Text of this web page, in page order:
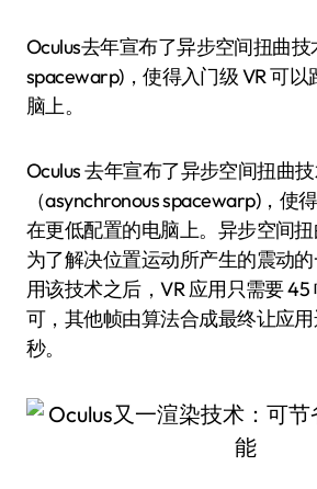
Oculus去年宣布了异步空间扭曲技术（asynchronous
spacewarp)，使得入门级 VR 可
脑上。
Oculus 去年宣布了异步空间扭曲
（asynchronous spacewarp)，使
在更低配置的电脑上。异步空间扭
为了解决位置运动所产生的震动
用该技术之后，VR 应用只需要 45
可，其他帧由算法合成最终让应
秒。